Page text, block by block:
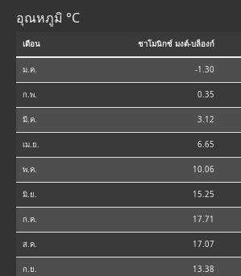
อุณหภูมิ °C
เดือน ชาโมนิกซ์ มงต์-บล็องก์
ม.ค. -1.30
ก.พ. 0.35
มี.ค. 3.12
เม.ย. 6.65
พ.ค. 10.06
มิ.ย. 15.25
ก.ค. 17.71
ส.ค. 17.07
ก.ย. 13.38